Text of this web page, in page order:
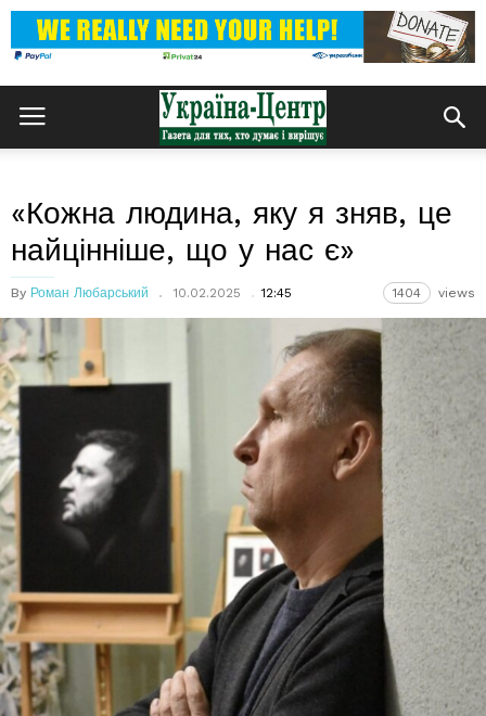
«Кожна людина, яку я зняв, це
найцінніше, що у нас є»
By Роман Любарський 10.02.2025 12:45 1404 views